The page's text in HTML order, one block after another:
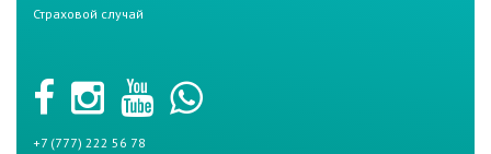
Страховой случай
+7 (777) 222 56 78